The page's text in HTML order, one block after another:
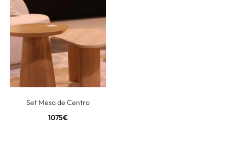
Set Mesa de Centro
1075€